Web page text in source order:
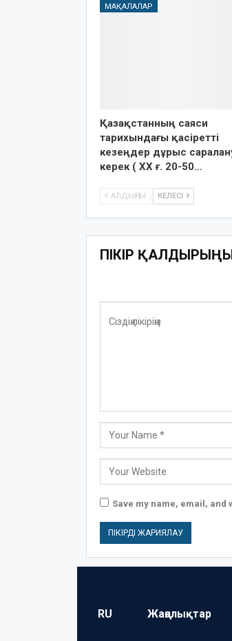
МАҚАЛАЛАР
Қазақстанның саяси
тарихындағы қасіретті
кезеңдер дұрыс
керек ( ХХ ғ. 20-50…
АЛДЫҢҒЫ КЕЛЕСІ
ПІКІР
Save my name, email,
RU Жаңалықтар